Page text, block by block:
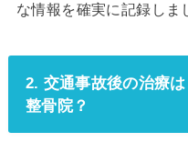
な情報を確実に記録しま
2. 交通事故後の治療
整骨院？